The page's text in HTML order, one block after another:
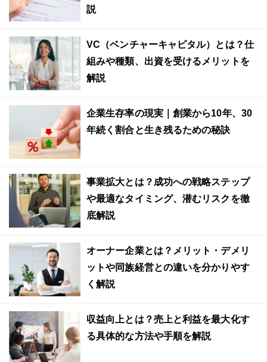
説
VC（ベンチャーキャピタル）とは？仕
組みや種類、出資を受けるメリットを
解説
企業生存率の現実｜創業から10年、30
年続く割合と生き残るための秘訣
事業拡大とは？成功への戦略ステップ
や最適なタイミング、潜むリスクを徹
底解説
オーナー企業とは？メリット・デメリ
ットや同族経営との違いを分かりやす
く解説
収益向上とは？売上と利益を最大化す
る具体的な方法や手順を解説